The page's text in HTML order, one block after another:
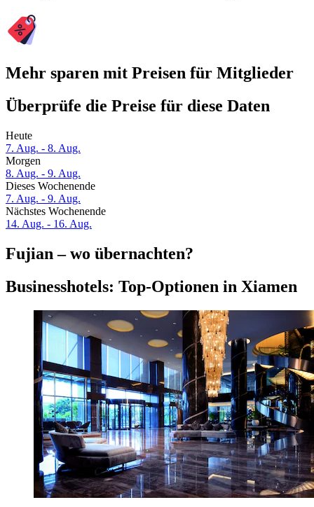
Mehr sparen mit Preisen für Mitglieder
Überprüfe die Preise für diese Daten
Heute
7. Aug. - 8. Aug.
Morgen
8. Aug. - 9. Aug.
Dieses Wochenende
7. Aug. - 9. Aug.
Nächstes Wochenende
14. Aug. - 16. Aug.
Fujian – wo übernachten?
Businesshotels: Top-Optionen in Xiamen